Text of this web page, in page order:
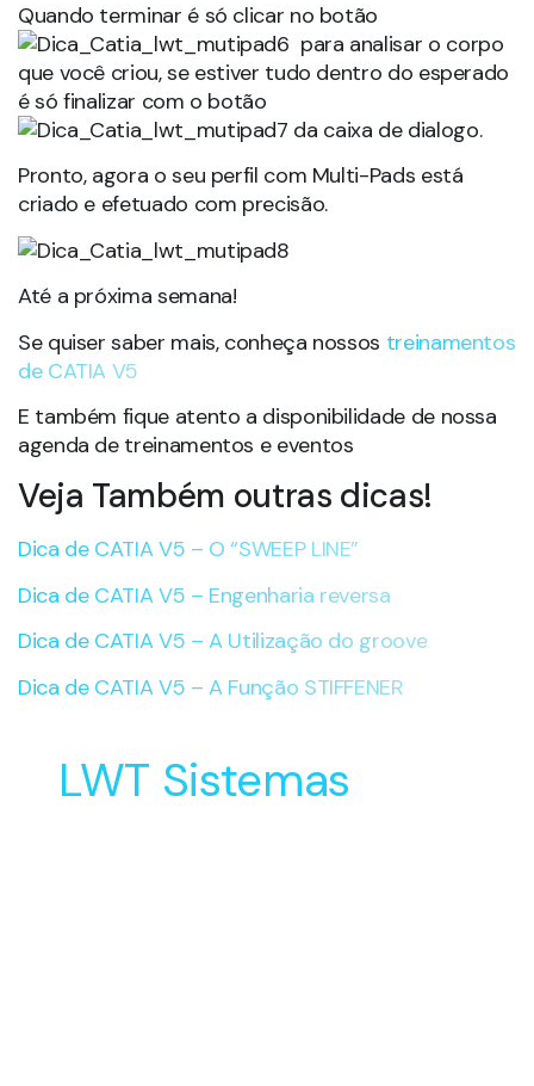
Quando terminar é só clicar no botão
para analisar o corpo
que você criou, se estiver tudo dentro do esperado
é só finalizar com o botão
da caixa de dialogo.
Pronto, agora o seu perfil com Multi-Pads está
criado e efetuado com precisão.
Até a próxima semana!
Se quiser saber mais, conheça nossos treinamentos
de CATIA V5
E também fique atento a disponibilidade de nossa
agenda de treinamentos e eventos
Veja Também outras dicas!
Dica de CATIA V5 – O “SWEEP LINE”
Dica de CATIA V5 – Engenharia reversa
Dica de CATIA V5 – A Utilização do groove
Dica de CATIA V5 – A Função STIFFENER
LWT Sistemas